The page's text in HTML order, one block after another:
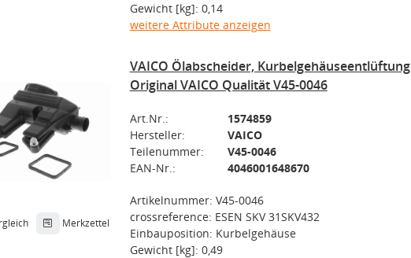
Gewicht [kg]: 0,14
weitere Attribute anzeigen
Merkzettel
VAICO Ölabscheider, Kurbelgehäuseentlüftung
Original VAICO Qualität V45-0046
Art.Nr.:
1574859
Hersteller:
VAICO
Teilenummer:
V45-0046
EAN-Nr.:
4046001648670
Artikelnummer: V45-0046
crossreference: ESEN SKV 31SKV432
Einbauposition: Kurbelgehäuse
Gewicht [kg]: 0,49